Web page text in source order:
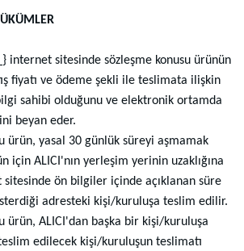
internet sitesinde sözleşme konusu ürünün
fiyatı ve ödeme şekli ile teslimata ilişkin
sahibi olduğunu ve elektronik ortamda
beyan eder.
ürün, yasal 30 günlük süreyi aşmamak
için ALICI'nın yerleşim yerinin uzaklığına
sitesinde ön bilgiler içinde açıklanan süre
adresteki kişi/kuruluşa teslim edilir.
ürün, ALICI'dan başka bir kişi/kuruluşa
edilecek kişi/kuruluşun teslimatı